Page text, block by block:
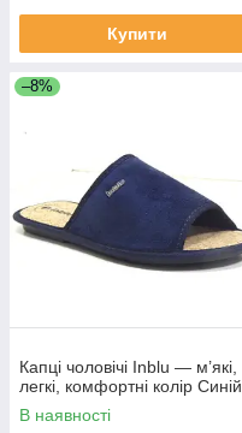
Купити
–8%
Капці чоловічі Inblu — м’які,
легкі, комфортні колір Синій
В наявності